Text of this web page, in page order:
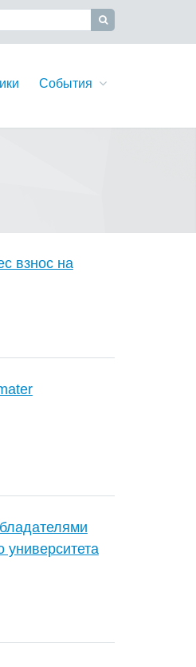
События
взнос на
университета